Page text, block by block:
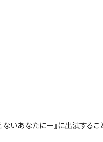
いあなたにー』に出演するこ